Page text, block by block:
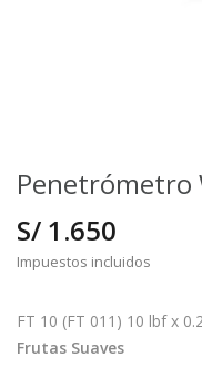
Penetrómetro
S/ 1.650
Impuestos incluidos
FT 10 (FT 011) 10 lbf x
Frutas Suaves